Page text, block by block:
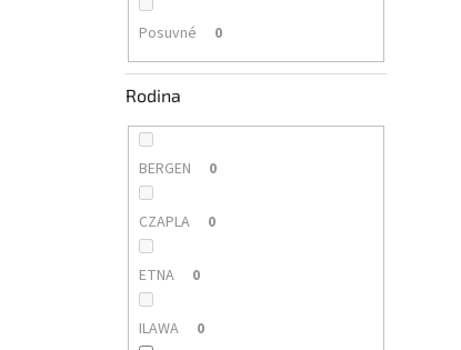
Posuvné 0
Rodina
BERGEN 0
CZAPLA 0
ETNA 0
ILAWA 0